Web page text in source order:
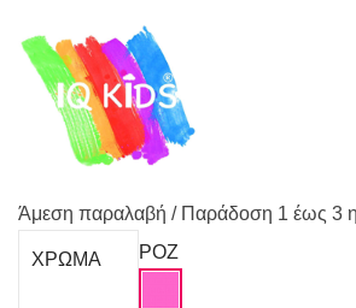
Άμεση παραλαβή / Παράδoση 1 έως 3
ΧΡΩΜΑ ΡΟΖ